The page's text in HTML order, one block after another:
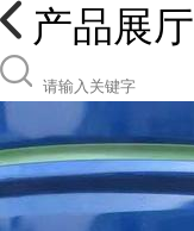
产品展厅